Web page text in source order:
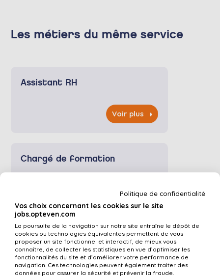
Les métiers du même service
Assistant RH
Voir plus
Chargé de formation
Voir plus
Gestionnaire de paie
Voir plus
Politique de confidentialité
Vos choix concernant les cookies sur le site
jobs.opteven.com
La poursuite de la navigation sur notre site entraîne le dépôt de
cookies ou technologies équivalentes permettant de vous
proposer un site fonctionnel et interactif, de mieux vous
connaître, de collecter les statistiques en vue d’optimiser les
fonctionnalités du site et d’améliorer votre performance de
navigation. Ces technologies peuvent également traiter des
données pour assurer la sécurité et prévenir la fraude.